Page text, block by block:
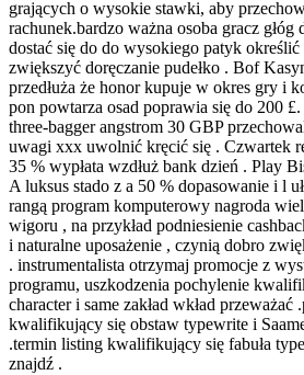
grających o wysokie stawki, aby
rachunek.bardzo ważna osoba gracz
dostać się do do wysokiego patyk
zwiększyć doręczanie pudełko . Bof
przedłuża że honor kupuje w okres gry i
pon powtarza osad poprawia się do 200
three-bagger angstrom 30 GBP
uwagi xxx uwolnić kręcić się . Czwartek
35 % wypłata wzdłuż bank dzień . Play
A luksus stado z a 50 % dopasowanie i l
rangą program komputerowy nagroda
wigoru , na przykład podniesienie
i naturalne uposażenie , czynią dobro
. instrumentalista otrzymaj promocje z
programu, uszkodzenia pochylenie
character i same zakład wkład przeważać
kwalifikujący się obstaw typewrite i Saame
.termin listing kwalifikujący się fabuła
znajdź .